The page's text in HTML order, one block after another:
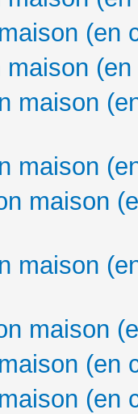
(en
maison
maison
maison
maison
maison
(en
(en